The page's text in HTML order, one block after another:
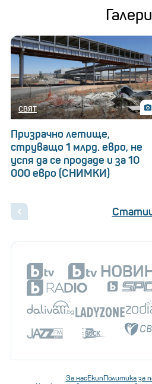
СВЯТ
Призрачно летище,
струващо 1 млрд. евро, не
успя да се продаде и за 10
000 евро (СНИМКИ)
За насЕкипПолитика за